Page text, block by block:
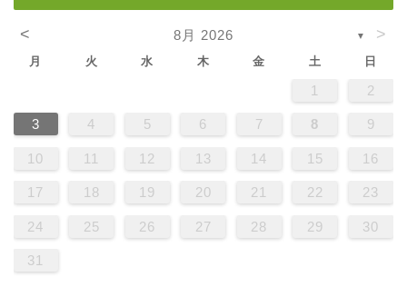
< 8月 2026 ▼ >
月 火 水 木 金 土 日
1 2
3 4 5 6 7 8 9
10 11 12 13 14 15 16
17 18 19 20 21 22 23
24 25 26 27 28 29 30
31